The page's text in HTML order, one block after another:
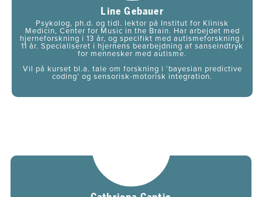
Line Gebauer
Psykolog, ph.d. og tidl. l​ektor på Institut for Klinisk
Medicin, Center for Music in the Brain. ​​Har arbejdet med
hjerneforskning i 13 år, og specifikt med autismeforskning i
11 år. ​​Specialiseret i hjernens bearbejdning af sanseindtryk
for mennesker med autisme.
​​Vil på kurset bl.a. tale om forskning i ‘bayesian predictive
coding’ og sensorisk-motorisk integration​.